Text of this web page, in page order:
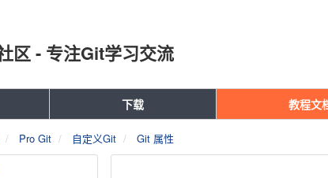
区 - 专注Git学习交流
下载 教程文
Pro Git 自定义Git Git 属性